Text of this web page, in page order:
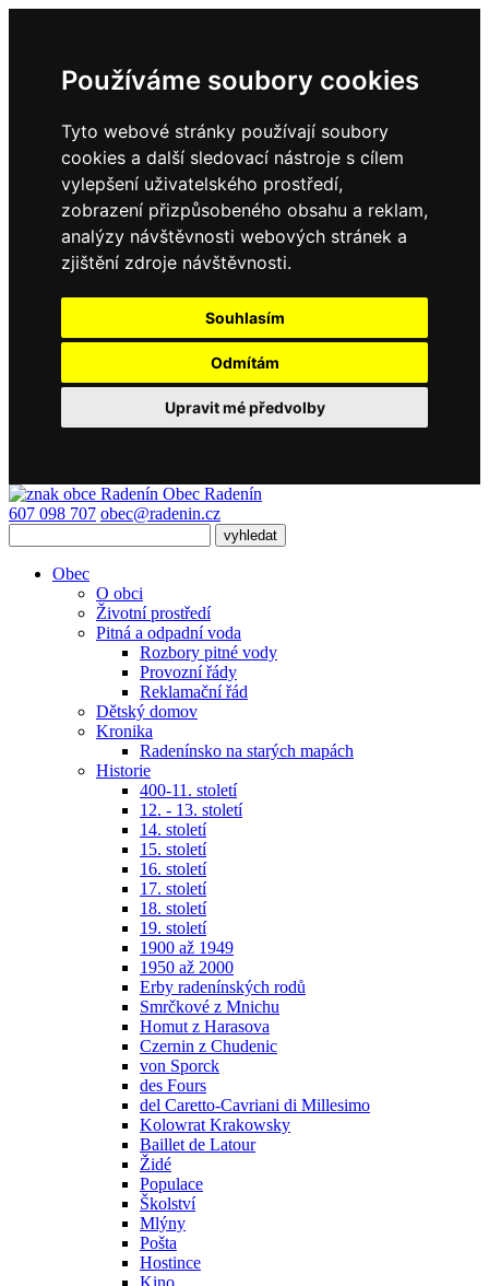
Používáme soubory cookies
Tyto webové stránky používají soubory
cookies a další sledovací nástroje s cílem
vylepšení uživatelského prostředí,
zobrazení přizpůsobeného obsahu a reklam,
analýzy návštěvnosti webových stránek a
zjištění zdroje návštěvnosti.
Souhlasím
Odmítám
Upravit mé předvolby
Obec Radenín
607 098 707 obec@radenin.cz
Obec
O obci
Životní prostředí
Pitná a odpadní voda
Rozbory pitné vody
Provozní řády
Reklamační řád
Dětský domov
Kronika
Radenínsko na starých mapách
Historie
400-11. století
12. - 13. století
14. století
15. století
16. století
17. století
18. století
19. století
1900 až 1949
1950 až 2000
Erby radenínských rodů
Smrčkové z Mnichu
Homut z Harasova
Czernin z Chudenic
von Sporck
des Fours
del Caretto-Cavriani di Millesimo
Kolowrat Krakowsky
Baillet de Latour
Židé
Populace
Školství
Mlýny
Pošta
Hostince
Kino